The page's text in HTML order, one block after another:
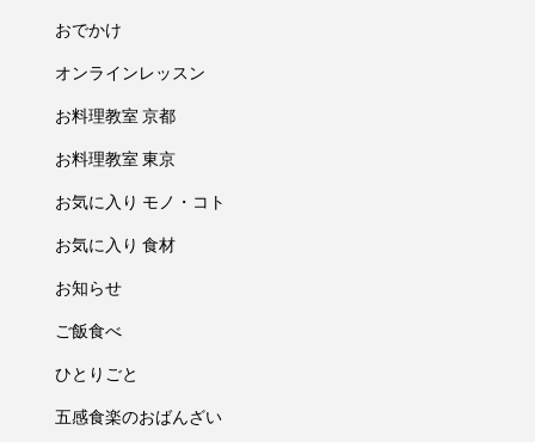
おでかけ
オンラインレッスン
お料理教室 京都
お料理教室 東京
お気に入り モノ・コト
お気に入り 食材
お知らせ
ご飯食べ
ひとりごと
五感食楽のおばんざい